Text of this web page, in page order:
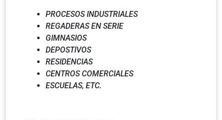
PROCESOS INDUSTRIALES
REGADERAS EN SERIE
GIMNASIOS
DEPOSTIVOS
RESIDENCIAS
CENTROS COMERCIALES
ESCUELAS, ETC.